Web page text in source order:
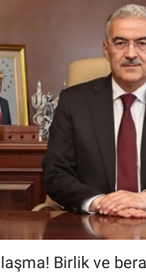
Birlik ve